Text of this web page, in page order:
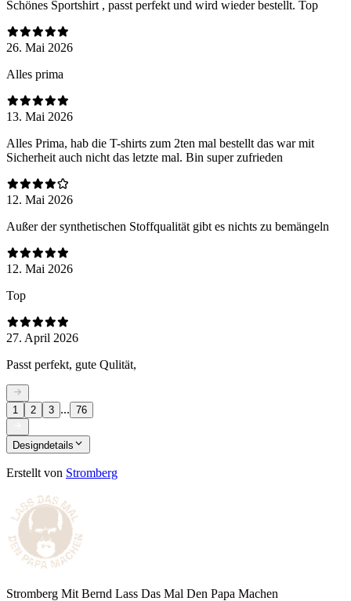
Schönes Sportshirt , passt perfekt und wird wieder bestellt. Top
26. Mai 2026
Alles prima
13. Mai 2026
Alles Prima, hab die T-shirts zum 2ten mal bestellt das war mit
Sicherheit auch nicht das letzte mal. Bin super zufrieden
12. Mai 2026
Außer der synthetischen Stoffqualität gibt es nichts zu bemängeln
12. Mai 2026
Top
27. April 2026
Passt perfekt, gute Qulität,
1 2 3 ... 76
Designdetails
Erstellt von Stromberg
Stromberg Mit Bernd Lass Das Mal Den Papa Machen